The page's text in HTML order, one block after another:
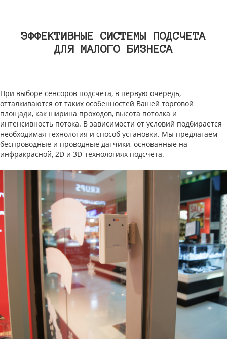
ЭФФЕКТИВНЫЕ СИСТЕМЫ ПОДСЧЕТА
ДЛЯ МАЛОГО БИЗНЕСА
При выборе сенсоров подсчета, в первую очередь,
отталкиваются от таких особенностей Вашей торговой
площади, как ширина проходов, высота потолка и
интенсивность потока. В зависимости от условий подбирается
необходимая технология и способ установки. Мы предлагаем
беспроводные и проводные датчики, основанные на
инфракрасной, 2D и 3D-технологиях подсчета.